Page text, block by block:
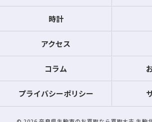
時計
アクセス
コラム
プライバシーポリシー